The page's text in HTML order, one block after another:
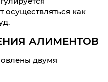
осуществляться как
АЛИМЕНТОВ
двумя